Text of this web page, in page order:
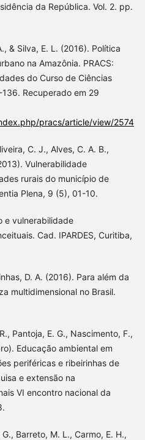
da República. Vol. 2. pp.
& Silva, E. L. (2016). Política
na Amazônia. PRACS:
do Curso de Ciências
136. Recuperado em 29
pracs/article/view/2574
C. J., Alves, C. A. B.,
Vulnerabilidade
rurais do município de
Plena, 9 (5), 01-10.
e vulnerabilidade
Cad. IPARDES, Curitiba,
D. A. (2016). Para além da
multidimensional no Brasil.
Pantoja, E. G., Nascimento, F.,
Educação ambiental em
periféricas e ribeirinhas de
e extensão na
VI encontro nacional da
Barreto, M. L., Carmo, E. H.,